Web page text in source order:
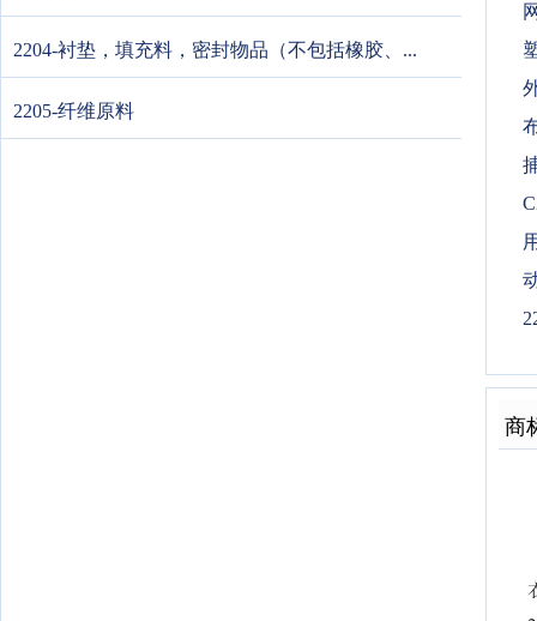
2204-衬垫，填充料，密封物品（不包括橡胶、...
2205-纤维原料
商